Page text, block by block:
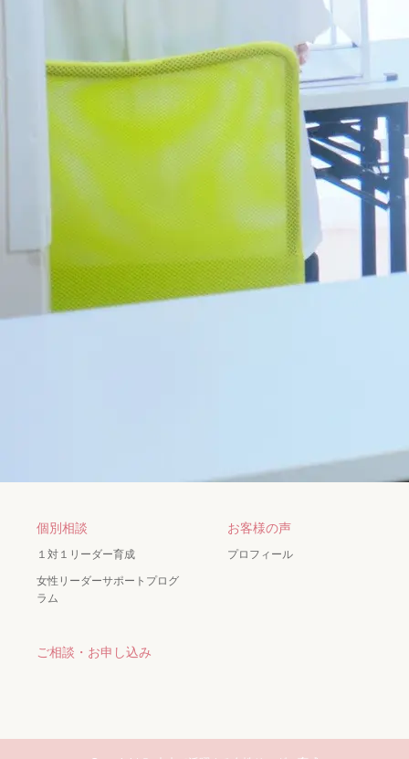
個別相談
１対１リーダー育成
女性リーダーサポートプログ
ラム
お客様の声
プロフィール
ご相談・お申し込み